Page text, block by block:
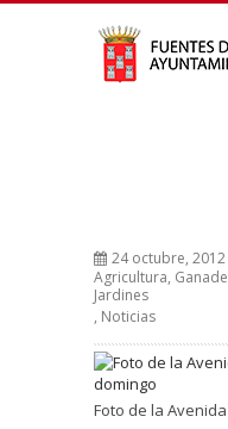
24 octubre, 2012
Agricultura,
Jardines
, Noticias
Foto de la